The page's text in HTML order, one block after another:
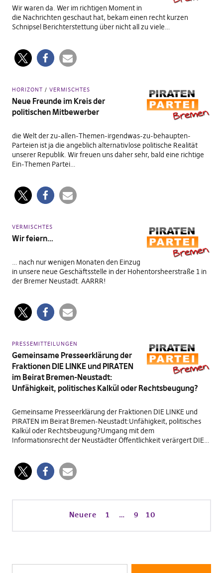
Wir waren da. Wer im richtigen Moment in
die Nachrichten geschaut hat, bekam einen recht kurzen
Schnipsel Berichterstettung über nicht all zu viele…
HORIZONT VERMISCHTES
Neue Freunde im Kreis der
politischen Mitbewerber
die Welt der zu-allen-Themen-irgendwas-zu-behaupten-
Parteien ist ja die angeblich alternativlose politische Realität
unserer Republik. Wir freuen uns daher sehr, bald eine richtige
Ein-Themen Partei…
VERMISCHTES
Wir feiern…
… nach nur wenigen Monaten den Einzug
in unsere neue Geschäftsstelle in der Hohentorsheerstraße 1 in
der Bremer Neustadt. AARRR!
PRESSEMITTEILUNGEN
Gemeinsame Presseerklärung der
Fraktionen DIE LINKE und PIRATEN
im Beirat Bremen-Neustadt:
Unfähigkeit, politisches Kalkül oder Rechtsbeugung?
Gemeinsame Presseerklärung der Fraktionen DIE LINKE und
PIRATEN im Beirat Bremen-Neustadt:Unfähigkeit, politisches
Kalkül oder Rechtsbeugung?Umgang mit dem
Informationsrecht der Neustädter Öffentlichkeit verärgert DIE…
Neuere 1 … 9 10